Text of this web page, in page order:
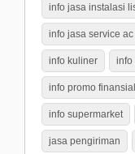
info jasa instalasi
info jasa service
info kuliner info
info promo finansial
info supermarket
jasa pengiriman